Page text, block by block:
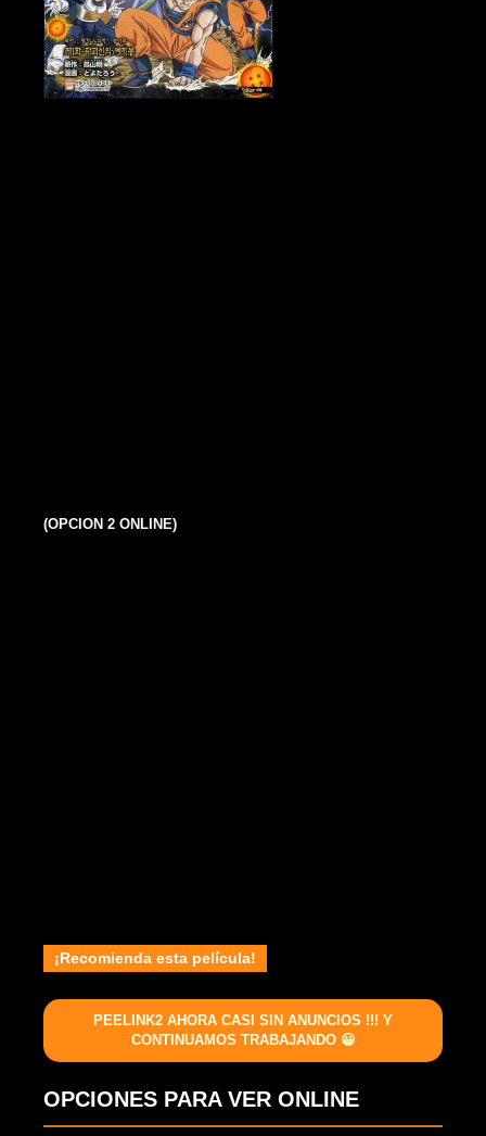
(OPCION 2 ONLINE)
¡Recomienda esta película!
PEELINK2 AHORA CASI SIN ANUNCIOS !!! Y
CONTINUAMOS TRABAJANDO 😀
OPCIONES PARA VER ONLINE